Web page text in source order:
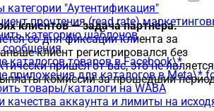
"Аутентификация"
прочтения (read rate)
категорию шаблонов
сообщения
каталогов товаров в Facebook\*
приложения для каталогов в Meta\*
товары/каталоги на WABA
качества аккаунта и лимиты на
клиентов — задача партнёра.
со дня фиксации клиента за
клиент регистрировался без
пришёл от вас, это не является
комиссии за прошедший